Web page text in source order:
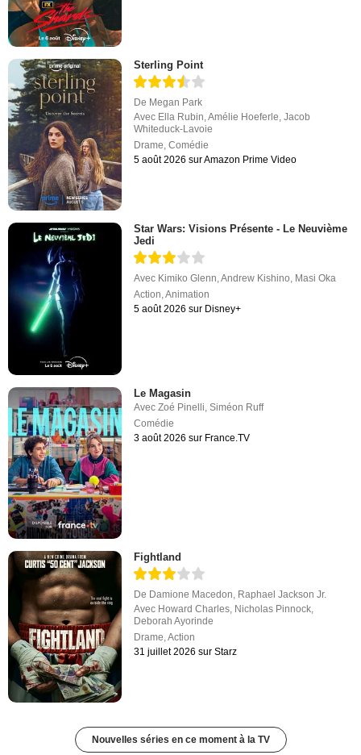
Sterling Point
De Megan Park
Avec Ella Rubin,Amélie Hoeferle,Jacob
Whiteduck-Lavoie
Drame,Comédie
5 août 2026 sur Amazon Prime Video
Star Wars: Visions Présente - Le Neuvième
Jedi
Avec Kimiko Glenn,Andrew Kishino, Masi Oka
Action,Animation
5 août 2026 sur Disney+
Le Magasin
AvecZoé Pinelli ,Siméon Ruff
Comédie
3 août 2026 sur France.TV
Fightland
De Damione Macedon, Raphael Jackson Jr.
Avec Howard Charles, Nicholas Pinnock,
Deborah Ayorinde
Drame,Action
31 juillet 2026 sur Starz
Nouvelles séries en ce moment à la TV